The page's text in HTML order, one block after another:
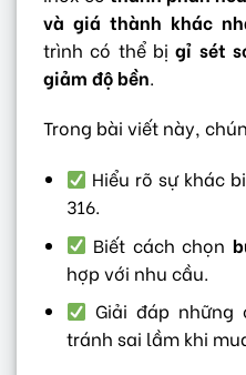
và giá thành khác
trình có thể bịgỉ sét
giảm độ bền
Trong bài viết này,
Hiểu rõ sự khác
316.
Biết cách chọn
hợp với nhu cầu.
Giải đáp
tránh sai lầm khi